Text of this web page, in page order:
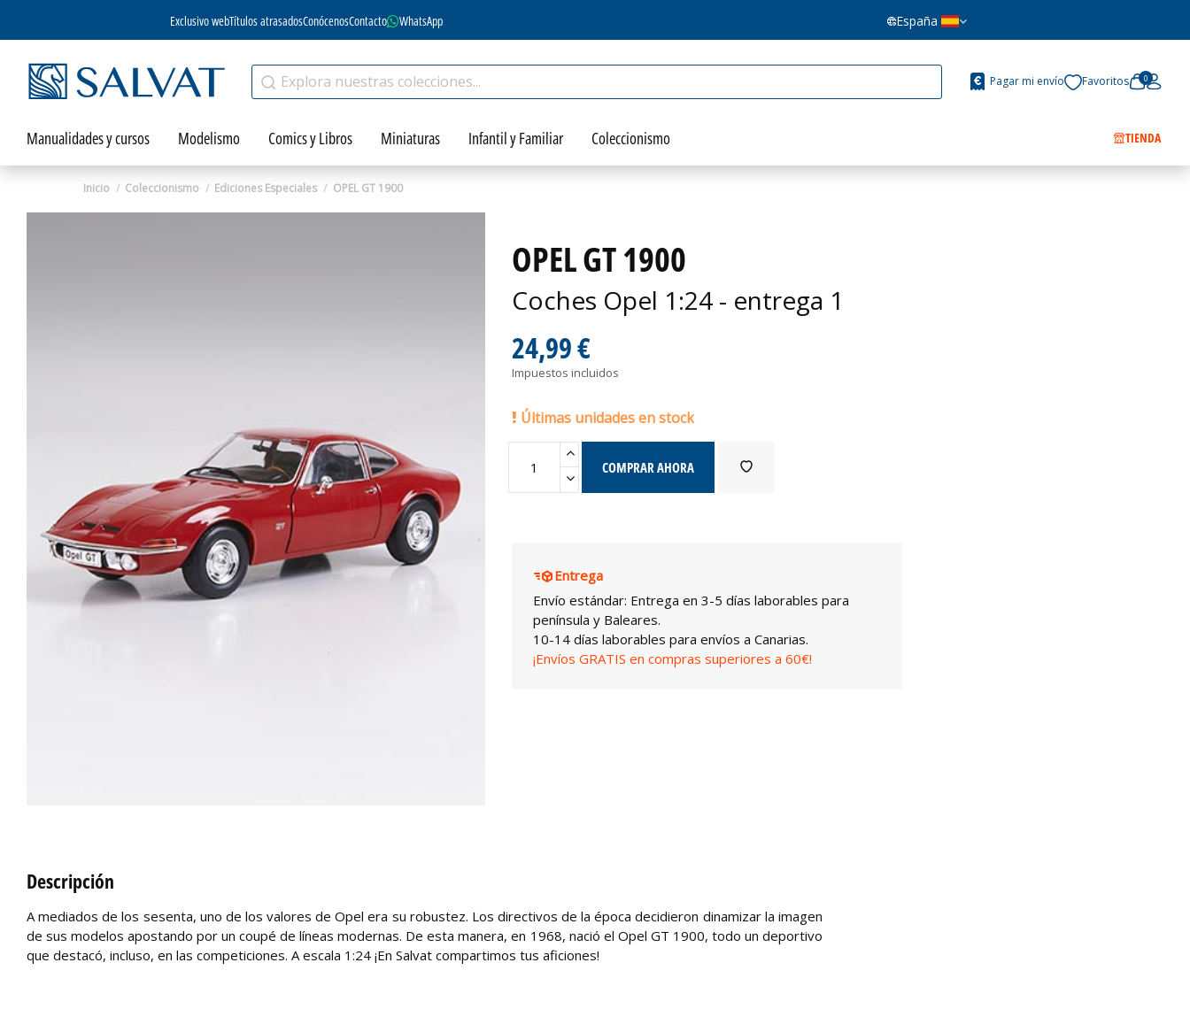
Exclusivo webTítulos atrasadosConócenosContacto WhatsApp España
Pagar mi envío Favoritos 0
Manualidades y cursos Modelismo Comics y Libros Miniaturas Infantil y Familiar Coleccionismo TIENDA
Inicio Coleccionismo Ediciones Especiales OPEL GT 1900
OPEL GT 1900
Coches Opel 1:24 - entrega 1
24,99 €
Impuestos incluidos
Últimas unidades en stock
COMPRAR AHORA
Entrega
Envío estándar: Entrega en 3-5 días laborables para
península y Baleares.
10-14 días laborables para envíos a Canarias.
¡Envíos GRATIS en compras superiores a 60€!
Descripción
A mediados de los sesenta, uno de los valores de Opel era su robustez. Los directivos de la época decidieron dinamizar la imagen
de sus modelos apostando por un coupé de líneas modernas. De esta manera, en 1968, nació el Opel GT 1900, todo un deportivo
que destacó, incluso, en las competiciones. A escala 1:24 ¡En Salvat compartimos tus aficiones!